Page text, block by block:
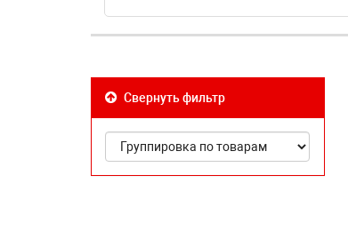
Свернуть фильтр